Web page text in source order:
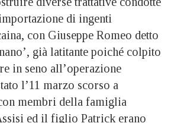
di ingenti
con Giuseppe Romeo detto
già latitante poiché colpito
in seno all’operazione
l’11 marzo scorso a
membri della famiglia
ed il figlio Patrick erano